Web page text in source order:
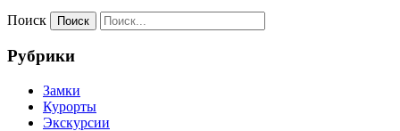
Поиск
Рубрики
Замки
Курорты
Экскурсии